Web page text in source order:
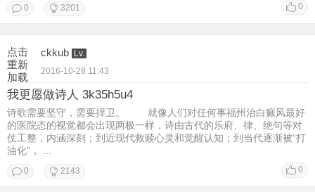
0
0 3201
点击
重新
加载
ckkub Lv.
2016-10-28 11:43
我更愿做诗人 3k35h5u4
诗歌需要坚守，需要捍卫。 就像人们对任何事福州治白癜风最好
的医院态的视觉都会出现两极一样，诗由古代的乐府、律、绝句等对
仗工整，内涵深刻；到近现代救赎心灵和觉醒认知；到当代逐渐被“打
油化”， ...
0
0 2143